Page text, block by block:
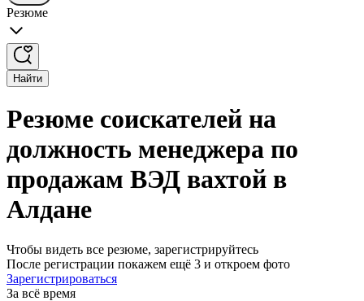
Резюме
Найти
Резюме соискателей на
должность менеджера по
продажам ВЭД вахтой в
Алдане
Чтобы видеть все резюме, зарегистрируйтесь
После регистрации покажем ещё 3 и откроем фото
Зарегистрироваться
За всё время